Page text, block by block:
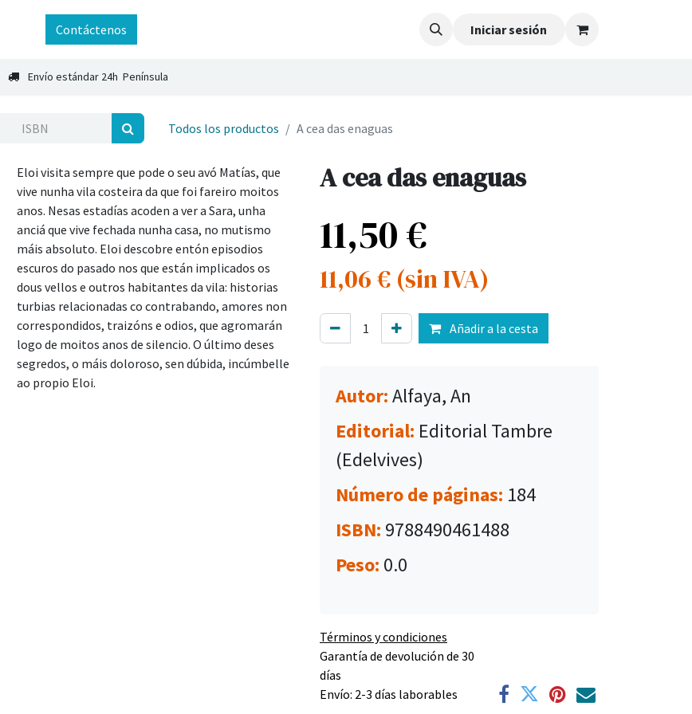
Contáctenos Iniciar sesión
Envío estándar 24h Península
Todos los productos A cea das enaguas
Eloi visita sempre que pode o seu avó Matías, que
vive nunha vila costeira da que foi fareiro moitos
anos. Nesas estadías acoden a ver a Sara, unha
anciá que vive fechada nunha casa, no mutismo
máis absoluto. Eloi descobre entón episodios
escuros do pasado nos que están implicados os
dous vellos e outros habitantes da vila: historias
turbias relacionadas co contrabando, amores non
correspondidos, traizóns e odios, que agromarán
logo de moitos anos de silencio. O último deses
segredos, o máis doloroso, sen dúbida, incúmbelle
ao propio Eloi.
A cea das enaguas
11,50€
11,06€ (sin IVA)
Añadir a la cesta
Autor:Alfaya, An
Editorial: Editorial Tambre
(Edelvives)
Número de páginas: 184
ISBN: 9788490461488
Peso: 0.0
Términos y condiciones
Garantía de devolución de 30
días
Envío: 2-3 días laborables